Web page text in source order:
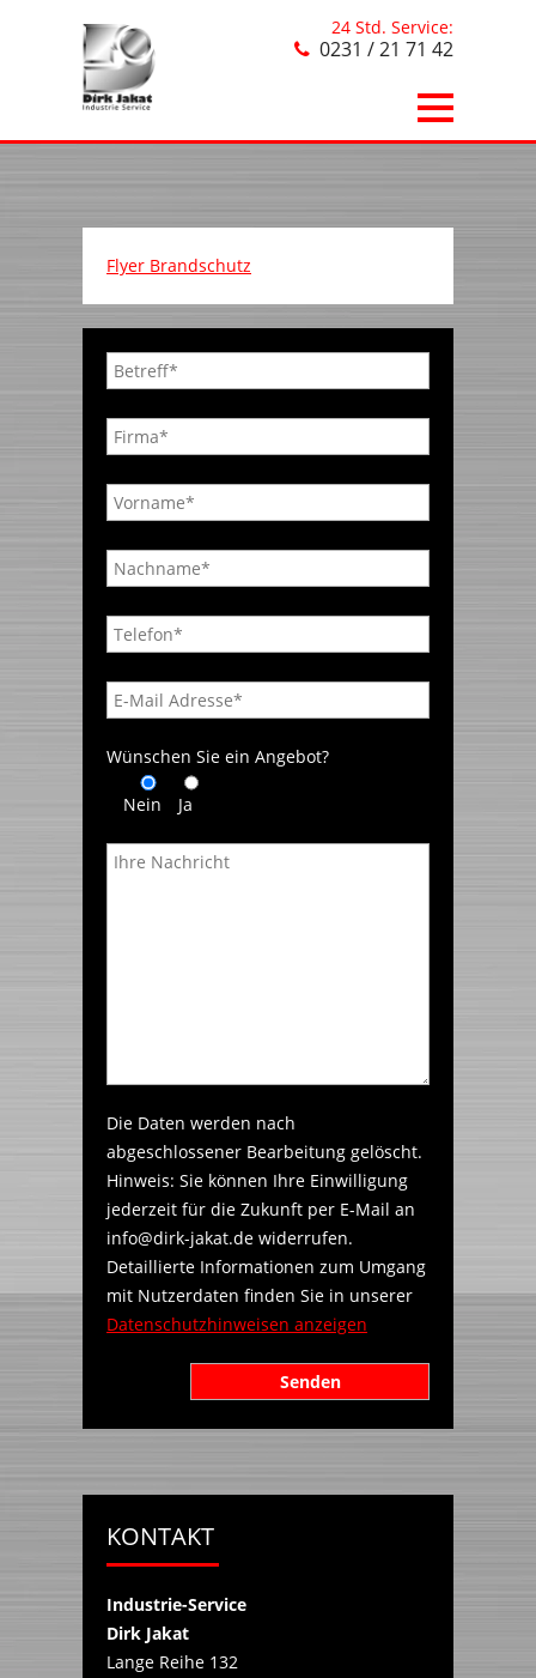
24 Std. Service:
0231 / 21 71 42
Flyer Brandschutz
Wünschen Sie ein Angebot?
Nein Ja
Die Daten werden nach
abgeschlossener Bearbeitung gelöscht.
Hinweis: Sie können Ihre Einwilligung
jederzeit für die Zukunft per E-Mail an
info@dirk-jakat.de widerrufen.
Detaillierte Informationen zum Umgang
mit Nutzerdaten finden Sie in unserer
Datenschutzhinweisen anzeigen
KONTAKT
Industrie-Service
Dirk Jakat
Lange Reihe 132